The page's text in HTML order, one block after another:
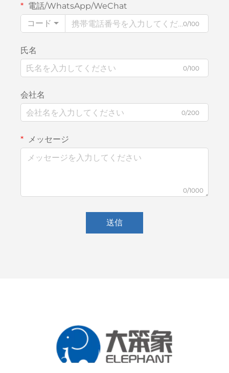
電話/WhatsApp/WeChat
コード
0/100
氏名
0/100
会社名
0/200
メッセージ
0/1000
送信